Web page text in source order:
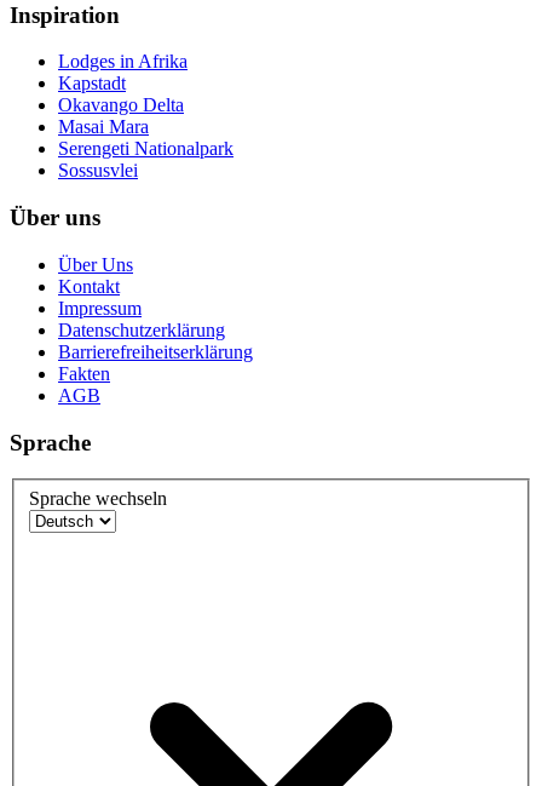
Inspiration
Lodges in Afrika
Kapstadt
Okavango Delta
Masai Mara
Serengeti Nationalpark
Sossusvlei
Über uns
Über Uns
Kontakt
Impressum
Datenschutzerklärung
Barrierefreiheitserklärung
Fakten
AGB
Sprache
Sprache wechseln